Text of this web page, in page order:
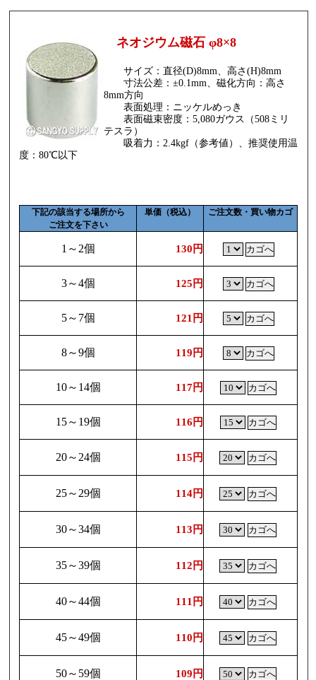
ネオジウム磁石 φ8×8
サイズ：直径(D)8mm、高さ(H)8mm
寸法公差：±0.1mm、磁化方向：高さ
8mm方向
表面処理：ニッケルめっき
表面磁束密度：5,080ガウス（508ミリ
テスラ）
吸着力：2.4kgf（参考値）、推奨使用温
度：80℃以下
下記の該当する場所から
ご注文を下さい
単価（税込） ご注文数・買い物カゴ
1～2個 130円
3～4個 125円
5～7個 121円
8～9個 119円
10～14個 117円
15～19個 116円
20～24個 115円
25～29個 114円
30～34個 113円
35～39個 112円
40～44個 111円
45～49個 110円
50～59個 109円